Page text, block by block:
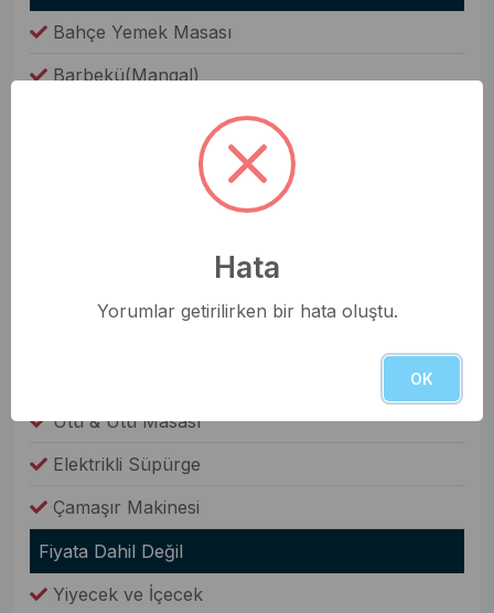
Bahçe Yemek Masası
Barbekü(Mangal)
Saç Kurutma Makinesi
Ütü & Ütü Masası
Elektrikli Süpürge
Çamaşır Makinesi
Fiyata Dahil Değil
Yiyecek ve İçecek
Hata
Yorumlar getirilirken bir hata oluştu.
OK